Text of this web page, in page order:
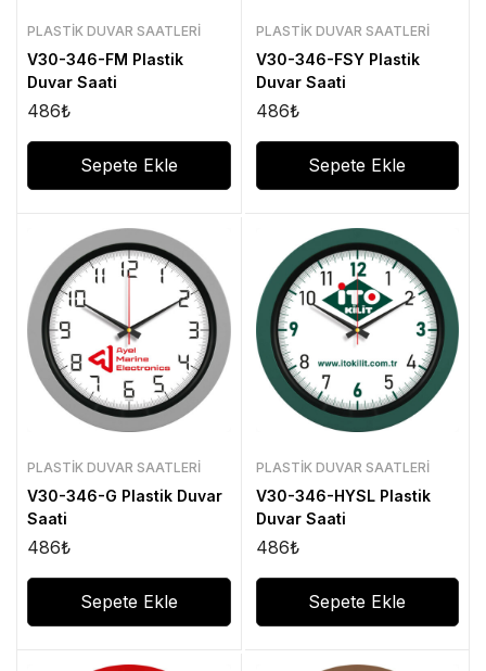
PLASTIK DUVAR SAATLERI
V30-346-FM Plastik
Duvar Saati
486₺
Sepete Ekle
PLASTIK DUVAR SAATLERI
V30-346-FSY Plastik
Duvar Saati
486₺
Sepete Ekle
PLASTIK DUVAR SAATLERI
V30-346-G Plastik Duvar
Saati
486₺
Sepete Ekle
PLASTIK DUVAR SAATLERI
V30-346-HYSL Plastik
Duvar Saati
486₺
Sepete Ekle